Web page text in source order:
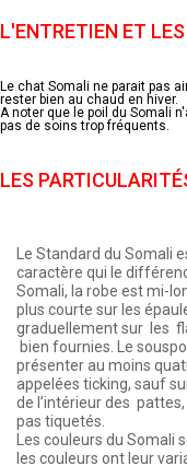
L'ENTRETIEN ET
Le chat Somali ne parait pas
rester bien au chaud en hiver.
A noter que le poil du Somali
pas de soins trop fréquents.
LES
Le Standard du Somali
caractère qui le
Somali, la robe est mi-
plus courte sur les
graduellement sur les
bien fournies. Le
présenter au moins
appelées ticking, sauf
de l’intérieur des
pas tiquetés.
Les couleurs du
les couleurs ont leur